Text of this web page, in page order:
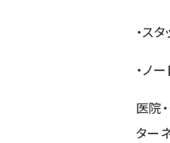
・ス
・ノ
医院
ター